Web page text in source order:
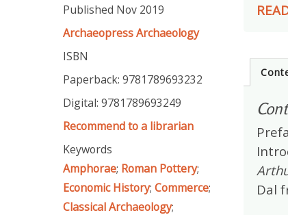
Published Nov 2019
Archaeopress Archaeology
ISBN
Paperback: 9781789693232
Digital: 9781789693249
Recommend to a librarian
Keywords
Amphorae; Roman Pottery;
Economic History; Commerce;
Classical Archaeology;
Dal